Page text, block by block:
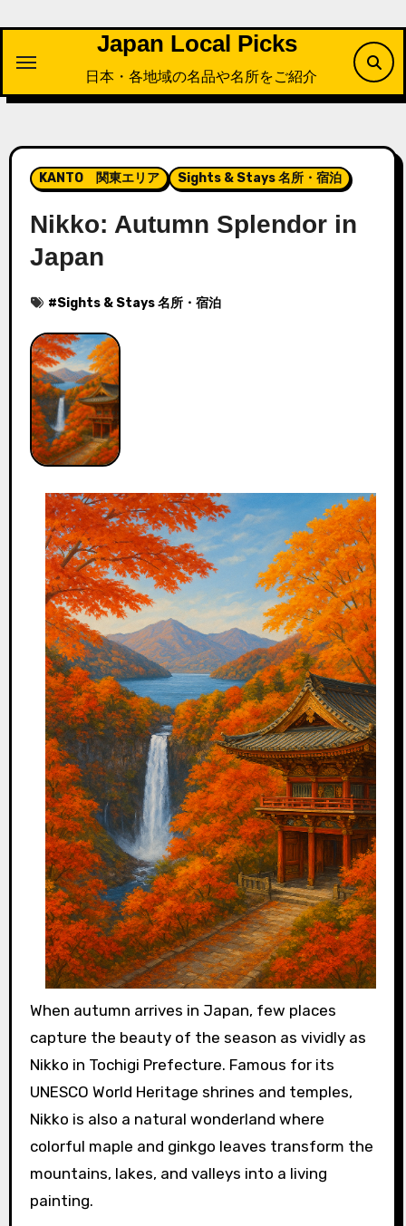
プ
Japan Local Picks
日本・各地域の名品や名所をご紹介
KANTO 関東エリア Sights & Stays 名所・宿泊
Nikko: Autumn Splendor in
Japan
#Sights & Stays 名所・宿泊
When autumn arrives in Japan, few places
capture the beauty of the season as vividly as
Nikko in Tochigi Prefecture. Famous for its
UNESCO World Heritage shrines and temples,
Nikko is also a natural wonderland where
colorful maple and ginkgo leaves transform the
mountains, lakes, and valleys into a living
painting.